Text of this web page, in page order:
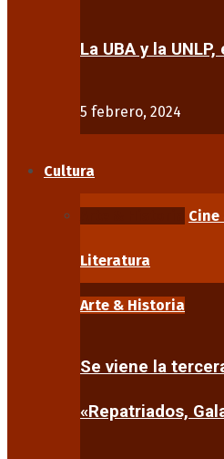
La UBA y la
5 febrero, 2024
Cultura
Cine
Literatura
Arte & Historia
Se viene la
«Repatriados,